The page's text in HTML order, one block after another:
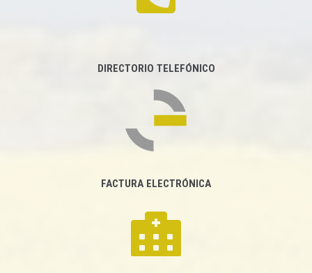
DIRECTORIO TELEFÓNICO
FACTURA ELECTRÓNICA